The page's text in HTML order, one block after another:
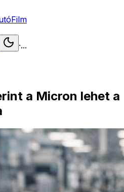
Film
·...
a Micron lehet a